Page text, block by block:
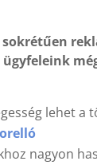
lehet a
nagyon